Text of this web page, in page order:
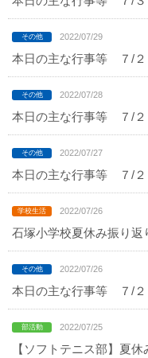
2022/07/29
本日の主な行事等 ７/２
2022/07/28
本日の主な行事等 ７/２
2022/07/27
本日の主な行事等 ７/２
2022/07/26
石塚小学校夏休み振り返
2022/07/26
本日の主な行事等 ７/２
2022/07/25
【ソフトテニス部】夏休